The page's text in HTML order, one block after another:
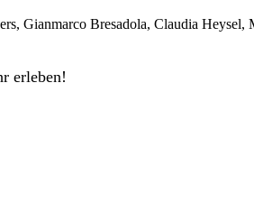
Gianmarco Bresadola, Claudia Heysel,
erleben!